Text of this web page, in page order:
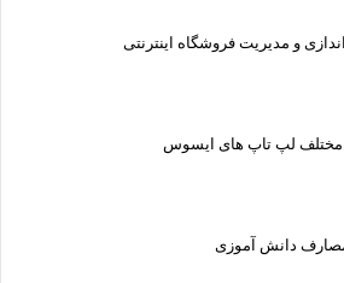
فروشگاه اینترنتی
تاپ های ایسوس
آموزی